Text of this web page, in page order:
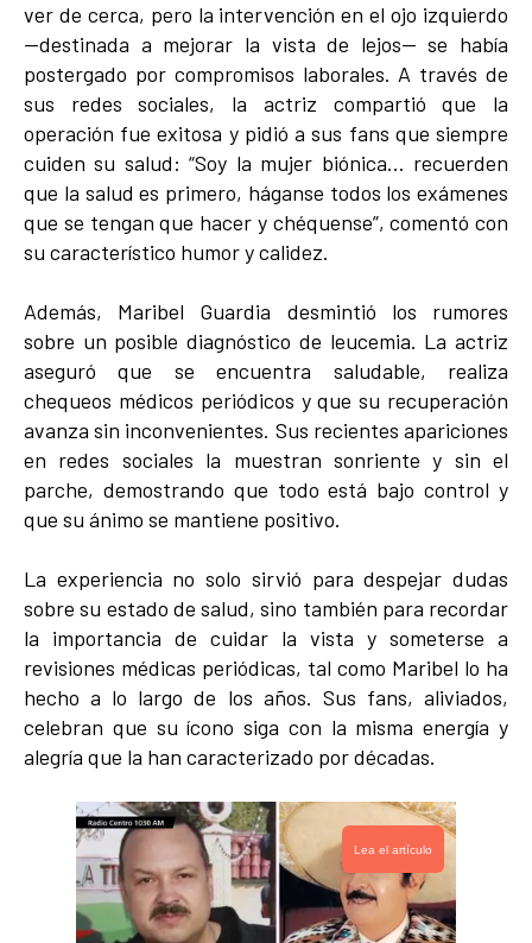
ver de cerca, pero la intervención en el ojo izquierdo
—destinada a mejorar la vista de lejos— se había
postergado por compromisos laborales. A través de
sus redes sociales, la actriz compartió que la
operación fue exitosa y pidió a sus fans que siempre
cuiden su salud: “Soy la mujer biónica… recuerden
que la salud es primero, háganse todos los exámenes
que se tengan que hacer y chéquense”, comentó con
su característico humor y calidez.
Además, Maribel Guardia desmintió los rumores
sobre un posible diagnóstico de leucemia. La actriz
aseguró que se encuentra saludable, realiza
chequeos médicos periódicos y que su recuperación
avanza sin inconvenientes. Sus recientes apariciones
en redes sociales la muestran sonriente y sin el
parche, demostrando que todo está bajo control y
que su ánimo se mantiene positivo.
La experiencia no solo sirvió para despejar dudas
sobre su estado de salud, sino también para recordar
la importancia de cuidar la vista y someterse a
revisiones médicas periódicas, tal como Maribel lo ha
hecho a lo largo de los años. Sus fans, aliviados,
celebran que su ícono siga con la misma energía y
alegría que la han caracterizado por décadas.
Lea el artículo